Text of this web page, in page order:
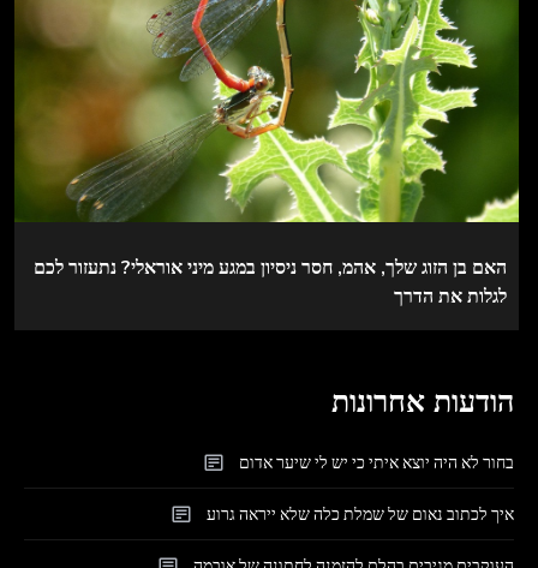
האם בן הזוג שלך, אהמ, חסר ניסיון במגע מיני אוראלי? נתעזור לכם
לגלות את הדרך
הודעות אחרונות
בחור לא היה יוצא איתי כי יש לי שיער אדום
איך לכתוב נאום של שמלת כלה שלא ייראה גרוע